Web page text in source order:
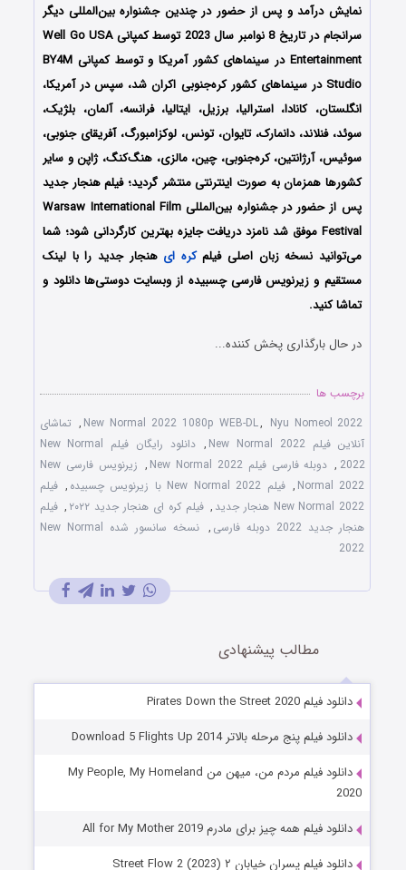
نمایش درآمد و پس از حضور در چندین جشنواره بین‌المللی دیگر
سرانجام در تاریخ 8 نوامبر سال 2023 توسط کمپانی‌ Well Go USA
Entertainment در سینماهای کشور آمریکا و توسط کمپانی BY4M
Studio در سینماهای کشور کره‌جنوبی اکران شد، سپس در آمریکا،
انگلستان، کانادا، استرالیا، برزیل، ایتالیا، فرانسه، آلمان، بلژیک،
سوئد، فنلاند، دانمارک، تایوان، تونس، لوکزامبورگ، آفریقای جنوبی،
سوئیس، آرژانتین، کره‌جنوبی، چین، مالزی، هنگ‌کنگ، ژاپن و سایر
کشورها همزمان به صورت اینترنتی منتشر گردید؛ فیلم هنجار جدید
پس از حضور در جشنواره بین‌المللی Warsaw International Film
Festival موفق شد نامزد دریافت جایزه بهترین کارگردانی شود؛ شما
می‌توانید نسخه زبان اصلی فیلمکره ای هنجار جدید را با ‌لینک
مستقیم و زیرنویس فارسی چسبیده از وبسایت دوستی‌ها دانلود و
تماشا کنید.
در حال بارگذاری پخش کننده...
برچسب ها
New Normal 2022 1080p WEB-DL, Nyu Nomeol 2022
, تماشای
آنلاین فیلم New Normal 2022
,
دانلود رایگان فیلم New Normal
2022
, دوبله فارسی فیلم New Normal 2022 ,
زیرنویس فارسی New
Normal 2022
, فیلم New Normal 2022 با زیرنویس چسبیده , فیلم
New Normal 2022 هنجار جدید
, فیلم کره ای هنجار جدید ۲۰۲۲ , فیلم
هنجار جدید 2022 دوبله فارسی
,
نسخه سانسور شده New Normal
2022
مطالب پیشنهادی
دانلود فیلم Pirates Down the Street 2020
دانلود فیلم پنج مرحله بالاتر Download 5 Flights Up 2014
دانلود فیلم مردم من، میهن من My People, My Homeland
2020
دانلود فیلم همه چیز برای مادرم All for My Mother 2019
دانلود فیلم پسران خیابان ۲ (Street Flow 2 (2023